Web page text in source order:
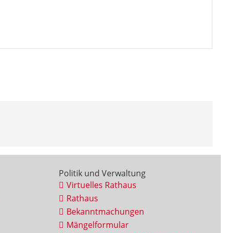
Politik und Verwaltung
Virtuelles Rathaus
Rathaus
Bekanntmachungen
Mängelformular